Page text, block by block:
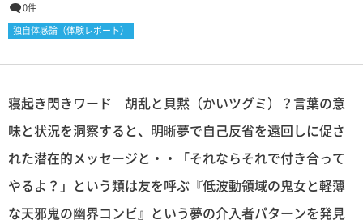
0件
独自体感論（体験レポート）
寝起き閃きワード 胡乱と貝黙（かいツグミ）？言葉の意
味と状況を洞察すると、明晰夢で自己反省を遠回しに促さ
れた潜在的メッセージと・・「それならそれで付き合って
やるよ？」という類は友を呼ぶ『低波動領域の鬼女と軽薄
な天邪鬼の幽界コンビ』という夢の介入者パターンを発見